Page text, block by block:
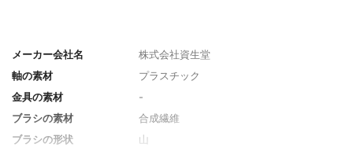
メーカー会社名
株式会社資生堂
軸の素材
プラスチック
金具の素材
-
ブラシの素材
合成繊維
ブラシの形状
山